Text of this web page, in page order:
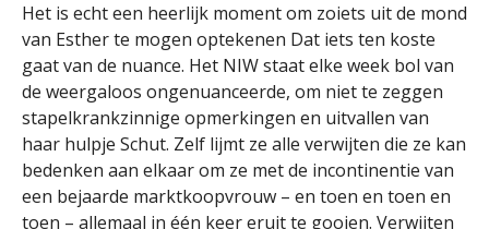
Het is echt een heerlijk moment om zoiets uit de mond
van Esther te mogen optekenen Dat iets ten koste
gaat van de nuance. Het NIW staat elke week bol van
de weergaloos ongenuanceerde, om niet te zeggen
stapelkrankzinnige opmerkingen en uitvallen van
haar hulpje Schut. Zelf lijmt ze alle verwijten die ze kan
bedenken aan elkaar om ze met de incontinentie van
een bejaarde marktkoopvrouw – en toen en toen en
toen – allemaal in één keer eruit te gooien. Verwijten